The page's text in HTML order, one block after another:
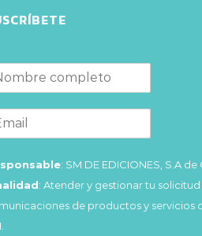
: SM DE EDICIONES, S.A de
: Atender y gestionar tu
de productos y servicios